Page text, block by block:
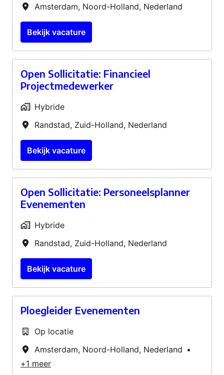
Amsterdam, Noord-Holland, Nederland
Bekijk vacature
Open Sollicitatie: Financieel
Projectmedewerker
Hybride
Randstad, Zuid-Holland, Nederland
Bekijk vacature
Open Sollicitatie: Personeelsplanner
Evenementen
Hybride
Randstad, Zuid-Holland, Nederland
Bekijk vacature
Ploegleider Evenementen
Op locatie
Amsterdam, Noord-Holland, Nederland •
+1 meer